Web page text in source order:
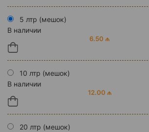
5 лтр (мешок)
В наличии
6.50 ₼
10 лтр (мешок)
В наличии
12.00 ₼
20 лтр (мешок)